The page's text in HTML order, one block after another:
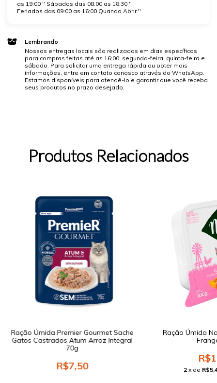
as 19:00 '' Sábados das 08:00 as 18:30 ''
Feriados das 09:00 as 16:00 Quando Abrir ''
Lembrando
Nossas entregas locais são realizadas em dias específicos
para compras feitas até as 16:00: segunda-feira, quinta-feira e
sábado. Para solicitar uma entrega rápida ou obter mais
informações, entre em contato conosco através do WhatsApp.
Estamos disponíveis para atendê-lo e garantir que você receba
seus produtos no prazo desejado.
Produtos Relacionados
Ração Úmida Premier Gourmet Sache
Gatos Castrados Atum Arroz Integral
70g
R$7,50
Ração Úmida
2 x de